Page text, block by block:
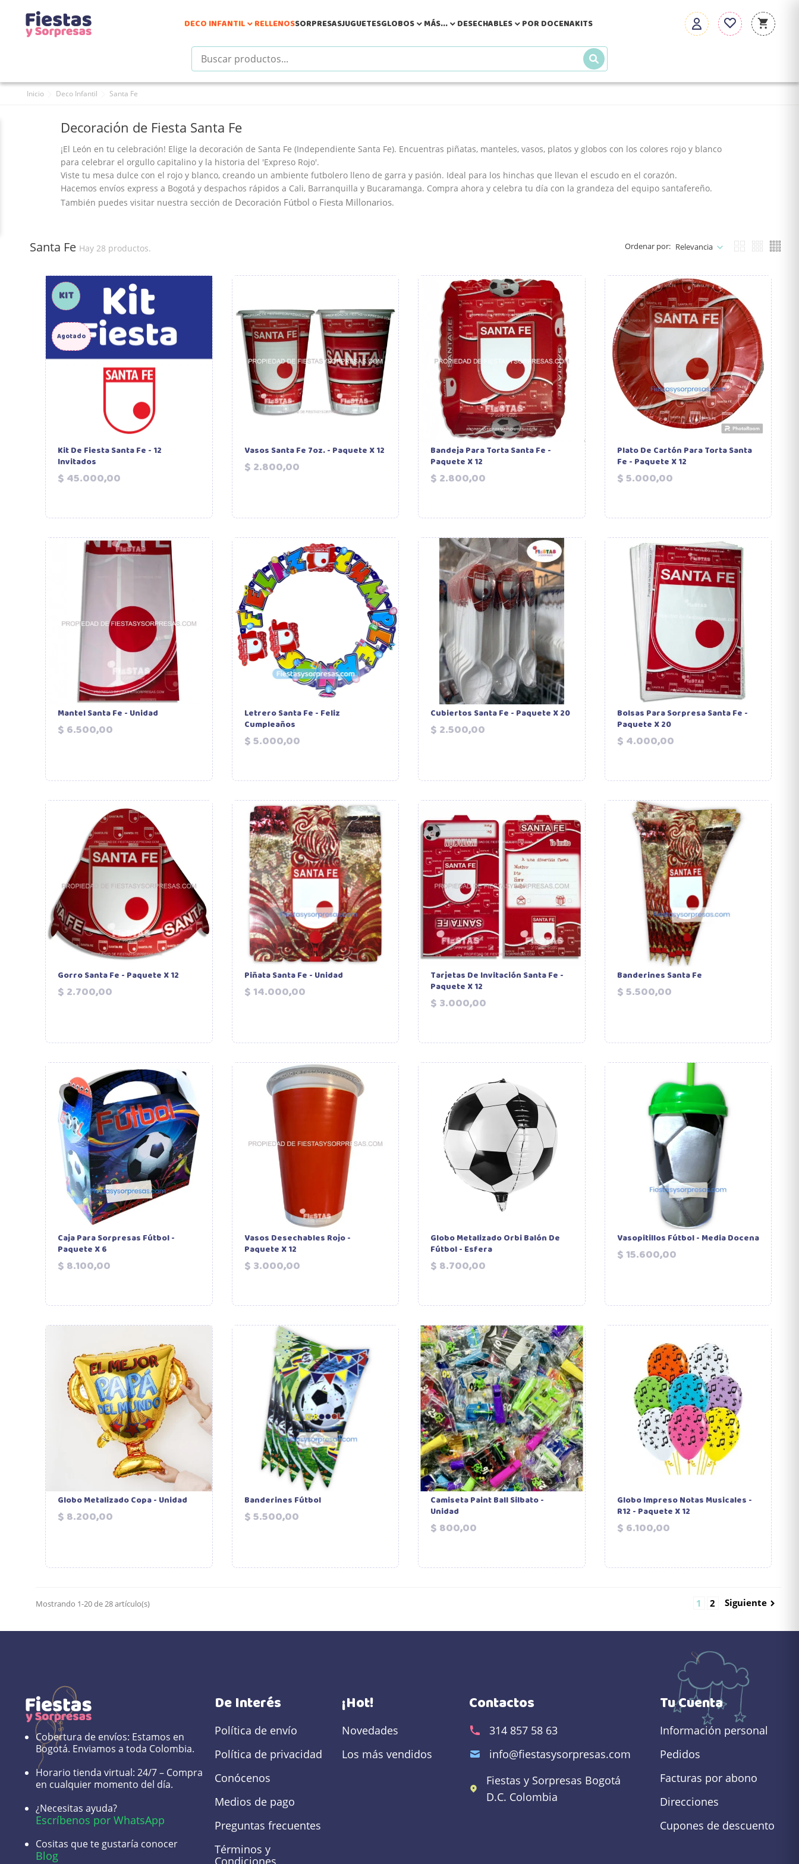
DECO INFANTILRELLENOSSORPRESASJUGUETESGLOBOS  MÁS...  DESECHABLES  POR DOCENAKITS
Inicio Deco Infantil Santa Fe
Decoración de Fiesta Santa Fe
¡El León en tu celebración! Elige la decoración de Santa Fe (Independiente Santa Fe). Encuentras piñatas, manteles, vasos, platos y globos con los colores rojo y blanco
para celebrar el orgullo capitalino y la historia del 'Expreso Rojo'.
Viste tu mesa dulce con el rojo y blanco, creando un ambiente futbolero lleno de garra y pasión. Ideal para los hinchas que llevan el escudo en el corazón.
Hacemos envíos express a Bogotá y despachos rápidos a Cali, Barranquilla y Bucaramanga. Compra ahora y celebra tu día con la grandeza del equipo santafereño.
También puedes visitar nuestra sección de Decoración Fútbol o Fiesta Millonarios.
Santa Fe Hay 28 productos. Ordenar por: Relevancia
KIT
Agotado
Kit De Fiesta Santa Fe - 12
Invitados
$ 45.000,00
Vasos Santa Fe 7oz. - Paquete X 12
$ 2.800,00Precio
Bandeja Para Torta Santa Fe -
Paquete X 12
$ 2.800,00
Plato De Cartón Para Torta Santa
Fe - Paquete X 12
$ 5.000,00Precio
Mantel Santa Fe - Unidad
$ 6.500,00
Letrero Santa Fe - Feliz
Cumpleaños
$ 5.000,00Precio
Cubiertos Santa Fe - Paquete X 20
$ 2.500,00
Bolsas Para Sorpresa Santa Fe -
Paquete X 20
$ 4.000,00Precio
Gorro Santa Fe - Paquete X 12
$ 2.700,00
Piñata Santa Fe - Unidad
$ 14.000,00Precio
Tarjetas De Invitación Santa Fe -
Paquete X 12
$ 3.000,00
Banderines Santa Fe
$ 5.500,00Precio
Caja Para Sorpresas Fútbol -
Paquete X 6
$ 8.100,00
Vasos Desechables Rojo -
Paquete X 12
$ 3.000,00Precio
Globo Metalizado Orbi Balón De
Fútbol - Esfera
$ 8.700,00
Vasopitillos Fútbol - Media Docena
$ 15.600,00Precio
Globo Metalizado Copa - Unidad
$ 8.200,00
Banderines Fútbol
$ 5.500,00Precio
Camiseta Paint Ball Silbato -
Unidad
$ 800,00
Globo Impreso Notas Musicales -
R12 - Paquete X 12
$ 6.100,00Precio
Mostrando 1-20 de 28 artículo(s) 1 2 Siguiente
Cobertura de envíos: Estamos en
Bogotá. Enviamos a toda Colombia.
Horario tienda virtual: 24/7 – Compra
en cualquier momento del día.
¿Necesitas ayuda?
Escríbenos por WhatsApp
Cositas que te gustaría conocer
Blog
De Interés
Política de envío
Política de privacidad
Conócenos
Medios de pago
Preguntas frecuentes
Términos y
Condiciones
¡Hot!
Novedades
Los más vendidos
Contactos
314 857 58 63
info@fiestasysorpresas.com
Fiestas y Sorpresas Bogotá
D.C. Colombia
Tu Cuenta
Información personal
Pedidos
Facturas por abono
Direcciones
Cupones de descuento